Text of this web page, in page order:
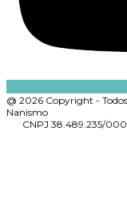
@ 2026 Copyright -
Nanismo
CNPJ 38.489.235/